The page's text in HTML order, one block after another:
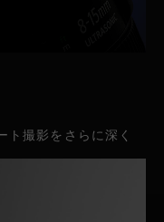
ト撮影をさらに深く